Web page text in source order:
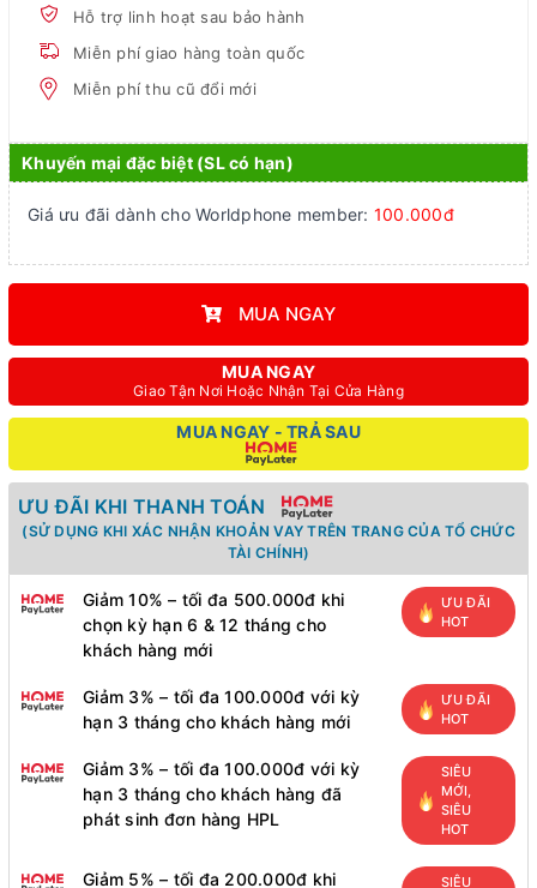
Hỗ trợ linh hoạt sau bảo hành
Miễn phí giao hàng toàn quốc
Miễn phí thu cũ đổi mới
Khuyến mại đặc biệt (SL có hạn)
Giá ưu đãi dành cho Worldphone member: 100.000đ
MUA NGAY
MUA NGAY
Giao Tận Nơi Hoặc Nhận Tại Cửa Hàng
MUA NGAY - TRẢ SAU
ƯU ĐÃI KHI THANH TOÁN
(SỬ DỤNG KHI XÁC NHẬN KHOẢN VAY TRÊN TRANG CỦA TỔ CHỨC
TÀI CHÍNH)
Giảm 10% – tối đa 500.000đ khi
chọn kỳ hạn 6 & 12 tháng cho
khách hàng mới
ƯU ĐÃI
HOT
Giảm 3% – tối đa 100.000đ với kỳ
hạn 3 tháng cho khách hàng mới
ƯU ĐÃI
HOT
Giảm 3% – tối đa 100.000đ với kỳ
hạn 3 tháng cho khách hàng đã
phát sinh đơn hàng HPL
SIÊU
MỚI,
SIÊU
HOT
Giảm 5% – tối đa 200.000đ khi SIÊU